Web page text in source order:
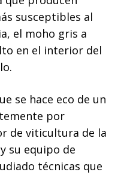
susceptibles al
el moho gris a
en el interior del
se hace eco de un
por
de viticultura de la
su equipo de
técnicas que